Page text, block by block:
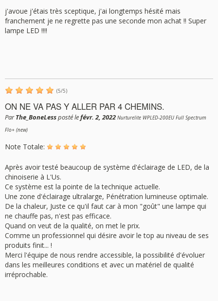
j'avoue j'étais très sceptique, j'ai longtemps hésité mais
franchement je ne regrette pas une seconde mon achat !! Super
lampe LED !!!!
(5/5)
ON NE VA PAS Y ALLER PAR 4 CHEMINS.
ParThe_BoneLessposté lefévr. 2, 2022 Nurturelite WPLED-200EU Full Spectrum
Flo+ (new)
Note Totale:
Après avoir testé beaucoup de système d'éclairage de LED, de la
chinoiserie à L'Us.
Ce système est la pointe de la technique actuelle.
Une zone d'éclairage ultralarge, Pénétration lumineuse optimale.
De la chaleur, Juste ce qu'il faut car à mon "goût" une lampe qui
ne chauffe pas, n'est pas efficace.
Quand on veut de la qualité, on met le prix.
Comme un professionnel qui désire avoir le top au niveau de ses
produits finit... !
Merci l'équipe de nous rendre accessible, la possibilité d'évoluer
dans les meilleures conditions et avec un matériel de qualité
irréprochable.